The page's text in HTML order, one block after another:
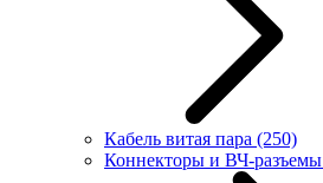
Кабель витая пара (250)
Коннекторы и ВЧ-разъемы